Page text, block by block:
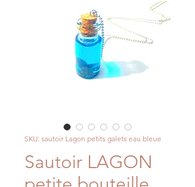
SKU: sautoir Lagon petits galets eau bleue
Sautoir LAGON